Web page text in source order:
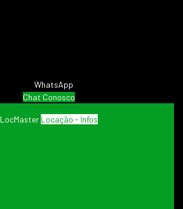
Chat Conosco
LocMaster Locação - Infos